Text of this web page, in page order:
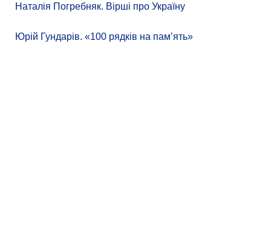
Наталія Погребняк. Вірші про Україну
Юрій Гундарів. «100 рядків на памʼять»